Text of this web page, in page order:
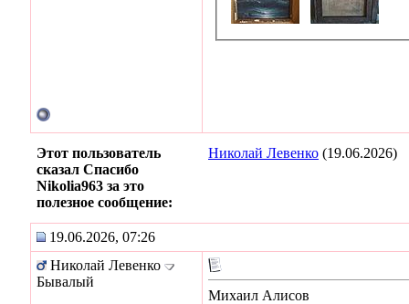
Этот пользователь
сказал Спасибо
Nikolia963 за это
полезное сообщение:
Николай Левенко (19.06.2026)
19.06.2026, 07:26
Николай Левенко
Бывалый
Михаил Алисов